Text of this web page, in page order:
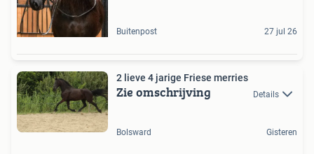
Buitenpost 27 jul 26
2 lieve 4 jarige Friese merries
Zie omschrijving Details
Bolsward Gisteren